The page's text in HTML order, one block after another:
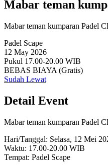
Mabar teman
Mabar teman kumparan Padel
Padel Scape
12 May 2026
Pukul 17.00-20.00 WIB
BEBAS BIAYA (Gratis)
Sudah Lewat
Detail Event
Mabar teman kumparan Padel
Hari/Tanggal: Selasa, 12 Mei
Waktu: 17.00-20.00 WIB
Tempat: Padel Scape